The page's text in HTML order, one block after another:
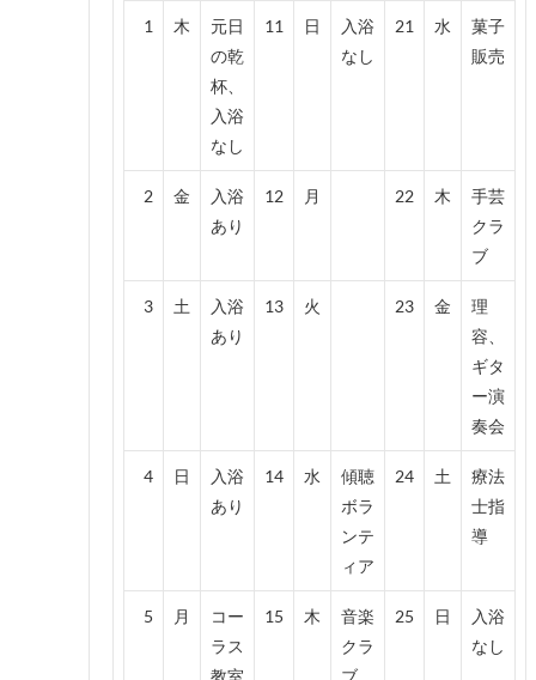
1 木
元日
の乾
杯、
入浴
なし
11 日
入浴
なし
21 水
菓子
販売
2 金
入浴
あり
12 月 22 木
手芸
クラ
ブ
3 土
入浴
あり
13 火 23 金
理
容、
ギタ
ー演
奏会
4 日
入浴
あり
14 水
傾聴
ボラ
ンテ
ィア
24 土
療法
士指
導
5 月
コー
ラス
教室
15 木
音楽
クラ
ブ
25 日
入浴
なし